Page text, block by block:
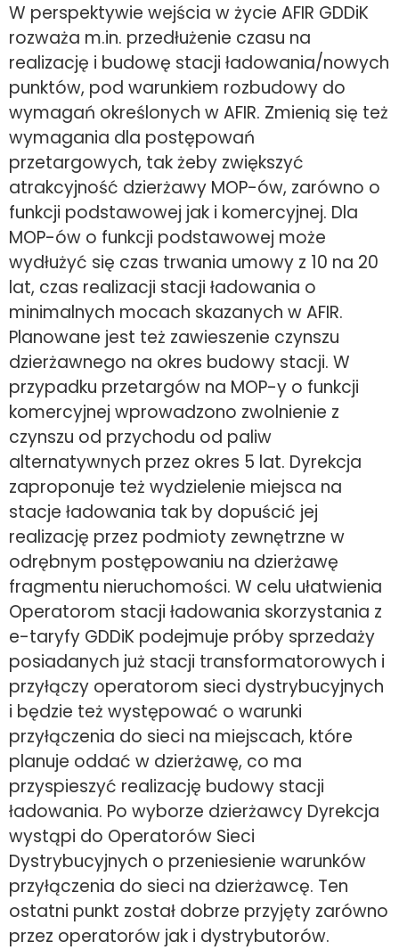
W perspektywie wejścia w życie AFIR GDDiK
rozważa m.in. przedłużenie czasu na
realizację i budowę stacji ładowania/nowych
punktów, pod warunkiem rozbudowy do
wymagań określonych w AFIR. Zmienią się też
wymagania dla postępowań
przetargowych, tak żeby zwiększyć
atrakcyjność dzierżawy MOP-ów, zarówno o
funkcji podstawowej jak i komercyjnej. Dla
MOP-ów o funkcji podstawowej może
wydłużyć się czas trwania umowy z 10 na 20
lat, czas realizacji stacji ładowania o
minimalnych mocach skazanych w AFIR.
Planowane jest też zawieszenie czynszu
dzierżawnego na okres budowy stacji. W
przypadku przetargów na MOP-y o funkcji
komercyjnej wprowadzono zwolnienie z
czynszu od przychodu od paliw
alternatywnych przez okres 5 lat. Dyrekcja
zaproponuje też wydzielenie miejsca na
stacje ładowania tak by dopuścić jej
realizację przez podmioty zewnętrzne w
odrębnym postępowaniu na dzierżawę
fragmentu nieruchomości. W celu ułatwienia
Operatorom stacji ładowania skorzystania z
e-taryfy GDDiK podejmuje próby sprzedaży
posiadanych już stacji transformatorowych i
przyłączy operatorom sieci dystrybucyjnych
i będzie też występować o warunki
przyłączenia do sieci na miejscach, które
planuje oddać w dzierżawę, co ma
przyspieszyć realizację budowy stacji
ładowania. Po wyborze dzierżawcy Dyrekcja
wystąpi do Operatorów Sieci
Dystrybucyjnych o przeniesienie warunków
przyłączenia do sieci na dzierżawcę. Ten
ostatni punkt został dobrze przyjęty zarówno
przez operatorów jak i dystrybutorów.